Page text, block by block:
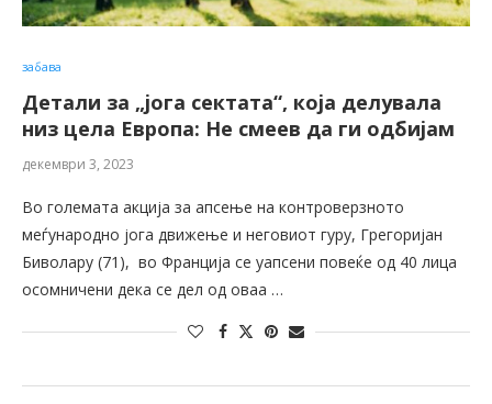
забава
Детали за „јога сектата“, која делувала
низ цела Европа: Не смеев да ги одбијам
декември 3, 2023
Во големата акција за апсење на контроверзното
меѓународно јога движење и неговиот гуру, Грегоријан
Биволару (71), во Франција се уапсени повеќе од 40 лица
осомничени дека се дел од оваа …